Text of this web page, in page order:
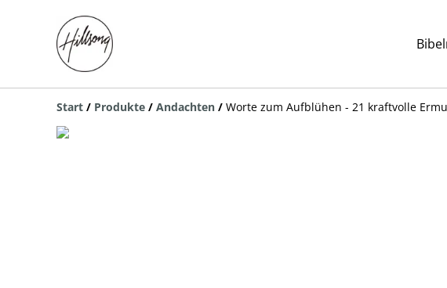
Start / Produkte / Andachten / Worte zum Aufblühen - 21 kraftvolle